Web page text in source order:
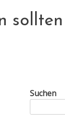
sollten
Suchen